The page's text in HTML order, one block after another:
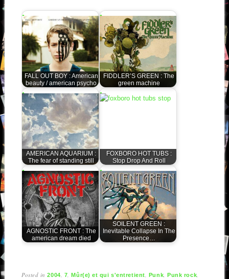
FALL OUT BOY : American
beauty / american psycho
FIDDLER’S GREEN : The
green machine
AMERICAN AQUARIUM :
The fear of standing still
FOXBORO HOT TUBS :
Stop Drop And Roll
AGNOSTIC FRONT : The
american dream died
SOILENT GREEN :
Inevitable Collapse In The
Presence…
Posted in2004 7 ,Mûr(e) et qui s'entretient Punk ,Punk rock